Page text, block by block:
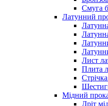
Смуга
Латунний
Лист
Плита
Мідний
Дріт